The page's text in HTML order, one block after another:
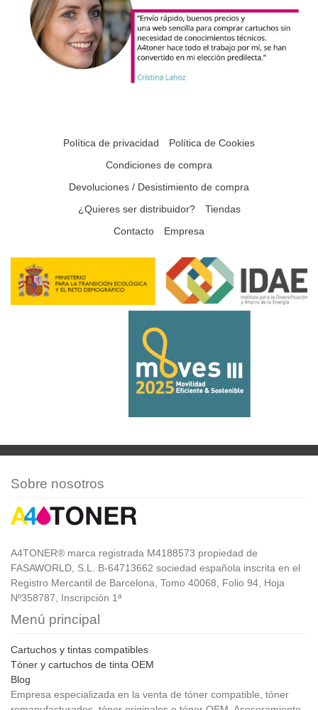
Política de privacidad
Política de Cookies
Condiciones de compra
Devoluciones / Desistimiento de compra
¿Quieres ser distribuidor?
Tiendas
Contacto
Empresa
Sobre nosotros
A4TONER® marca registrada M4188573 propiedad de
FASAWORLD, S.L. B-64713662 sociedad española inscrita en el
Registro Mercantil de Barcelona, Tomo 40068, Folio 94, Hoja
Nº358787, Inscripción 1ª
Menú principal
Cartuchos y tintas compatibles
Tóner y cartuchos de tinta OEM
Blog
Empresa especializada en la venta de tóner compatible, tóner